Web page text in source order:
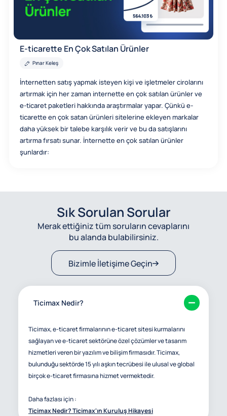
E-ticarette En Çok Satılan Ürünler
Pınar Keleş
İnternetten satış yapmak isteyen kişi ve işletmeler cirolarını
artırmak için her zaman internette en çok satılan ürünler ve
e-ticaret paketleri hakkında araştırmalar yapar. Çünkü e-
ticarette en çok satan ürünleri sitelerine ekleyen markalar
daha yüksek bir talebe karşılık verir ve bu da satışlarını
artırma fırsatı sunar. İnternette en çok satılan ürünler
şunlardır:
Sık Sorulan Sorular
Merak ettiğiniz tüm soruların cevaplarını
bu alanda bulabilirsiniz.
Bizimle İletişime Geçin
Ticimax Nedir?
Ticimax, e-ticaret firmalarının e-ticaret sitesi kurmalarını
sağlayan ve e-ticaret sektörüne özel çözümler ve tasarım
hizmetleri veren bir yazılım ve bilişim firmasıdır. Ticimax,
bulunduğu sektörde 15 yılı aşkın tecrübesi ile ulusal ve global
birçok e-ticaret firmasına hizmet vermektedir.
Daha fazlası için :
Ticimax Nedir? Ticimax'ın Kuruluş Hikayesi